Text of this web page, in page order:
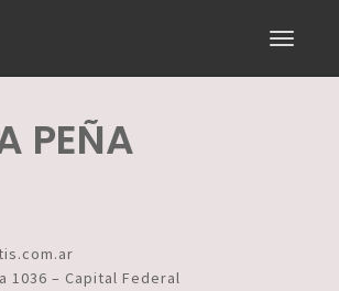
Toggle
PEÑA
1036 – Capital Federal